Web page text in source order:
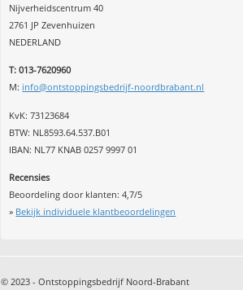
Nijverheidscentrum 40
2761 JP Zevenhuizen
NEDERLAND
T: 013-7620960
M: info@ontstoppingsbedrijf-noordbrabant.nl
KvK: 73123684
BTW: NL8593.64.537.B01
IBAN: NL77 KNAB 0257 9997 01
Recensies
Beoordeling door klanten:4,7/5
» Bekijk individuele klantbeoordelingen
© 2023 - Ontstoppingsbedrijf Noord-Brabant